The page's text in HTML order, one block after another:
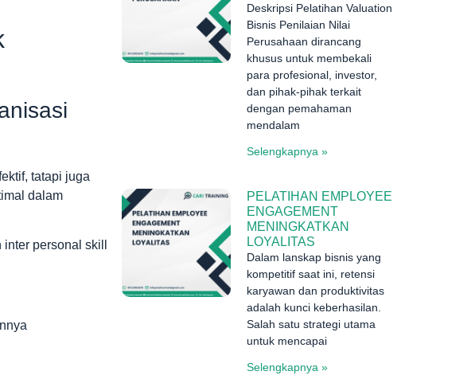
tatapi juga
dalam
personal skill
Deskripsi Pelatihan Valuation
Bisnis Penilaian Nilai
Perusahaan dirancang
khusus untuk membekali
para profesional, investor,
dan pihak-pihak terkait
dengan pemahaman
mendalam
Selengkapnya »
PELATIHAN EMPLOYEE
ENGAGEMENT
MENINGKATKAN
LOYALITAS
Dalam lanskap bisnis yang
kompetitif saat ini, retensi
karyawan dan produktivitas
adalah kunci keberhasilan.
Salah satu strategi utama
untuk mencapai
Selengkapnya »